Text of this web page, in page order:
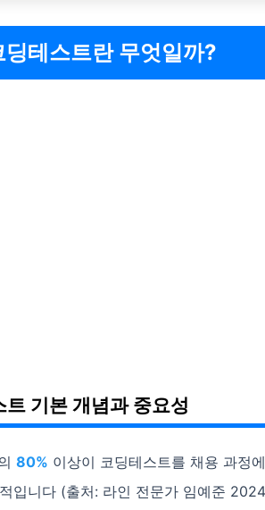
딩테스트란 무엇일까?
트 기본 개념과 중요성
80% 이상이 코딩테스트를 채용 과정
입니다 (출처: 라인 전문가 임예준